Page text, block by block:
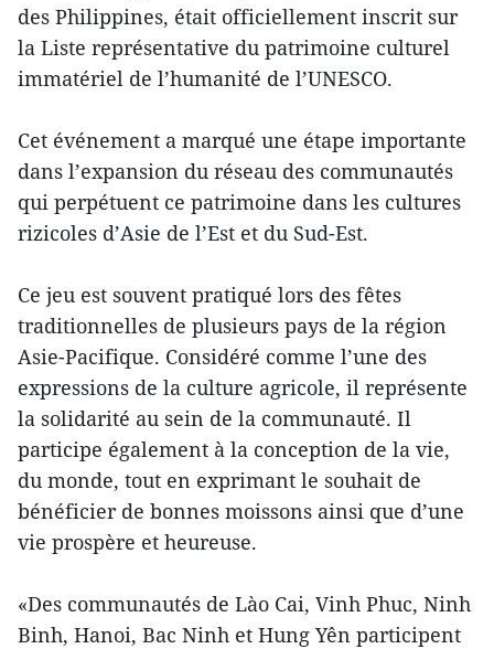
des Philippines, était officiellement inscrit sur
la Liste représentative du patrimoine culturel
immatériel de l’humanité de l’UNESCO.
Cet événement a marqué une étape importante
dans l’expansion du réseau des communautés
qui perpétuent ce patrimoine dans les cultures
rizicoles d’Asie de l’Est et du Sud-Est.
Ce jeu est souvent pratiqué lors des fêtes
traditionnelles de plusieurs pays de la région
Asie-Pacifique. Considéré comme l’une des
expressions de la culture agricole, il représente
la solidarité au sein de la communauté. Il
participe également à la conception de la vie,
du monde, tout en exprimant le souhait de
bénéficier de bonnes moissons ainsi que d’une
vie prospère et heureuse.
«Des communautés de Lào Cai, Vinh Phuc, Ninh
Binh, Hanoi, Bac Ninh et Hung Yên participent